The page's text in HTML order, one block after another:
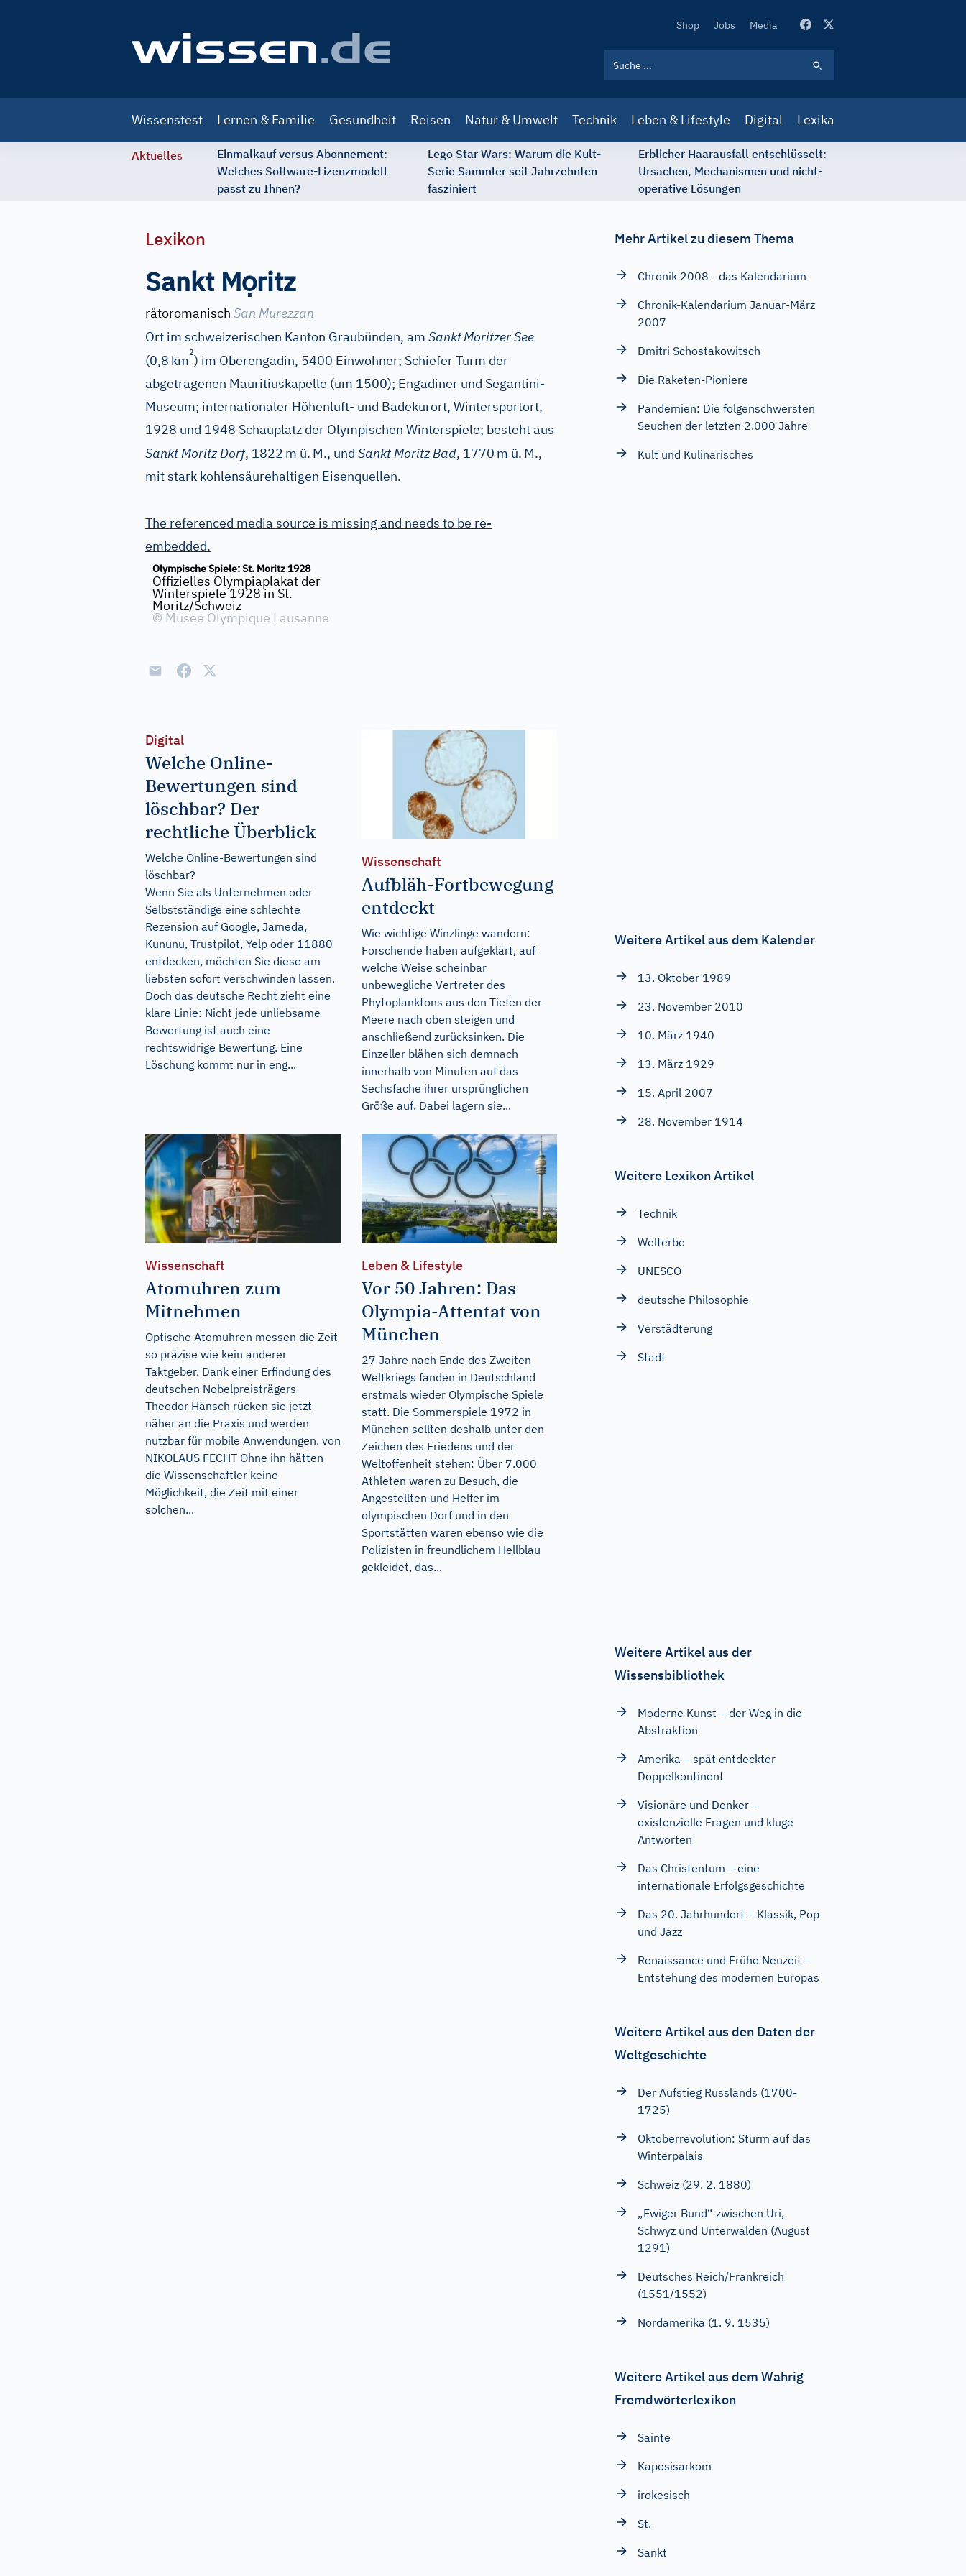
Secondary
Shop Jobs Media
navigation
Wissenstest Lernen & Familie Gesundheit Reisen Natur & Umwelt Technik Leben & Lifestyle Digital Lexika
Aktuelles
Einmalkauf versus Abonnement:
Welches Software-Lizenzmodell
passt zu Ihnen?
Lego Star Wars: Warum die Kult-
Serie Sammler seit Jahrzehnten
fasziniert
Erblicher Haarausfall entschlüsselt:
Ursachen, Mechanismen und nicht-
operative Lösungen
Lexikon
Sankt Mọritz
rätoromanisch San Murezzan
Ort im schweizerischen Kanton Graubünden, am SanktMoritzer See
(0,8 km
2
) im Oberengadin, 5400 Einwohner; Schiefer Turm der
abgetragenen Mauritiuskapelle (um 1500); Engadiner und Segantini-
Museum; internationaler Höhenluft- und Badekurort, Wintersportort,
1928 und 1948 Schauplatz der Olympischen Winterspiele; besteht aus
Sankt Moritz Dorf, 1822 m ü. M., und Sankt Moritz Bad, 1770 m ü. M.,
mit stark kohlensäurehaltigen Eisenquellen.
The referenced media source is missing and needs to be re-
embedded.
Olympische Spiele: St. Moritz 1928
Offizielles Olympiaplakat der
Winterspiele 1928 in St.
Moritz/Schweiz
© Musee Olympique Lausanne
Digital
Welche Online-
Bewertungen sind
löschbar? Der
rechtliche Überblick
Welche Online-Bewertungen sind
löschbar?
Wenn Sie als Unternehmen oder
Selbstständige eine schlechte
Rezension auf Google, Jameda,
Kununu, Trustpilot, Yelp oder 11880
entdecken, möchten Sie diese am
liebsten sofort verschwinden lassen.
Doch das deutsche Recht zieht eine
klare Linie: Nicht jede unliebsame
Bewertung ist auch eine
rechtswidrige Bewertung. Eine
Löschung kommt nur in eng...
Wissenschaft
Aufbläh-Fortbewegung
entdeckt
Wie wichtige Winzlinge wandern:
Forschende haben aufgeklärt, auf
welche Weise scheinbar
unbewegliche Vertreter des
Phytoplanktons aus den Tiefen der
Meere nach oben steigen und
anschließend zurücksinken. Die
Einzeller blähen sich demnach
innerhalb von Minuten auf das
Sechsfache ihrer ursprünglichen
Größe auf. Dabei lagern sie...
Wissenschaft
Atomuhren zum
Mitnehmen
Optische Atomuhren messen die Zeit
so präzise wie kein anderer
Taktgeber. Dank einer Erfindung des
deutschen Nobelpreisträgers
Theodor Hänsch rücken sie jetzt
näher an die Praxis und werden
nutzbar für mobile Anwendungen. von
NIKOLAUS FECHT Ohne ihn hätten
die Wissenschaftler keine
Möglichkeit, die Zeit mit einer
solchen...
Leben & Lifestyle
Vor 50 Jahren: Das
Olympia-Attentat von
München
27 Jahre nach Ende des Zweiten
Weltkriegs fanden in Deutschland
erstmals wieder Olympische Spiele
statt. Die Sommerspiele 1972 in
München sollten deshalb unter den
Zeichen des Friedens und der
Weltoffenheit stehen: Über 7.000
Athleten waren zu Besuch, die
Angestellten und Helfer im
olympischen Dorf und in den
Sportstätten waren ebenso wie die
Polizisten in freundlichem Hellblau
gekleidet, das...
Mehr Artikel zu diesem Thema
Chronik 2008 - das Kalendarium
Chronik-Kalendarium Januar-März
2007
Dmitri Schostakowitsch
Die Raketen-Pioniere
Pandemien: Die folgenschwersten
Seuchen der letzten 2.000 Jahre
Kult und Kulinarisches
Weitere Artikel aus dem Kalender
13. Oktober 1989
23. November 2010
10. März 1940
13. März 1929
15. April 2007
28. November 1914
Weitere Lexikon Artikel
Technik
Welterbe
UNESCO
deutsche Philosophie
Verstädterung
Stadt
Weitere Artikel aus der
Wissensbibliothek
Moderne Kunst – der Weg in die
Abstraktion
Amerika – spät entdeckter
Doppelkontinent
Visionäre und Denker –
existenzielle Fragen und kluge
Antworten
Das Christentum – eine
internationale Erfolgsgeschichte
Das 20. Jahrhundert – Klassik, Pop
und Jazz
Renaissance und Frühe Neuzeit –
Entstehung des modernen Europas
Weitere Artikel aus den Daten der
Weltgeschichte
Der Aufstieg Russlands (1700-
1725)
Oktoberrevolution: Sturm auf das
Winterpalais
Schweiz (29. 2. 1880)
„Ewiger Bund“ zwischen Uri,
Schwyz und Unterwalden (August
1291)
Deutsches Reich/Frankreich
(1551/1552)
Nordamerika (1. 9. 1535)
Weitere Artikel aus dem Wahrig
Fremdwörterlexikon
Sainte
Kaposisarkom
irokesisch
St.
Sankt